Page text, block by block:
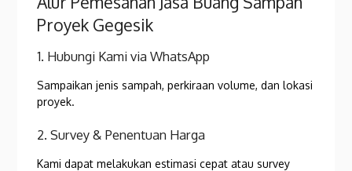
Proyek Gegesik
1. Hubungi Kami via WhatsApp
Sampaikan jenis sampah, perkiraan volume, dan lokasi
proyek.
2. Survey & Penentuan Harga
Kami dapat melakukan estimasi cepat atau survey